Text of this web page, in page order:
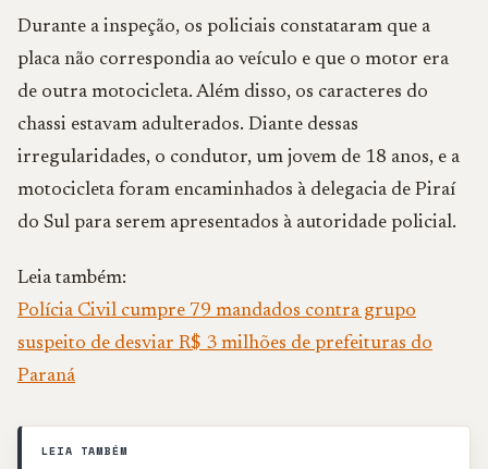
Durante a inspeção, os policiais constataram que a
placa não correspondia ao veículo e que o motor era
de outra motocicleta. Além disso, os caracteres do
chassi estavam adulterados. Diante dessas
irregularidades, o condutor, um jovem de 18 anos, e a
motocicleta foram encaminhados à delegacia de Piraí
do Sul para serem apresentados à autoridade policial.
Leia também:
Polícia Civil cumpre 79 mandados contra grupo
suspeito de desviar R$ 3 milhões de prefeituras do
Paraná
LEIA TAMBÉM